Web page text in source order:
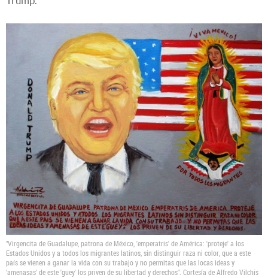
"Virgencita de Guadalupe, patrona de México, 'emperatris' de América: 'proteje' a los
Estados Unidos y a todos los migrantes latinos, sin distinguir raza ni color, que a este
país se vienen a ganar la vida con su trabajo y no permitas que las locas ideas y
'amenasas' de este 'guey' los priven de su libertad y derechos". Cortesía de Alfredo Vilchis